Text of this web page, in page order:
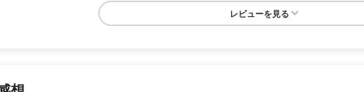
レビューを見る